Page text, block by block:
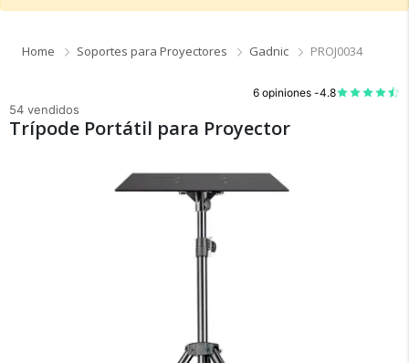
Home Soportes para Proyectores Gadnic PROJ0034
6 opiniones -4.8
54 vendidos
Trípode Portátil para Proyector